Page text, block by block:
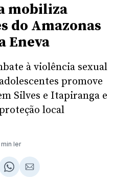
mobiliza
do Amazonas
Eneva
à violência sexual
promove
Silves e Itapiranga e
local
min ler
ShareCompartilhar